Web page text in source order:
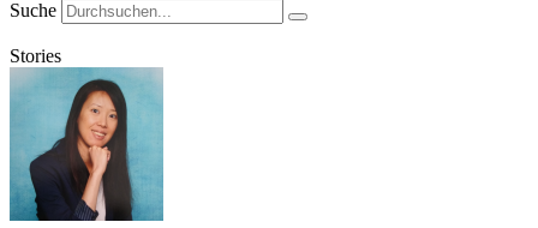
Suche
Stories